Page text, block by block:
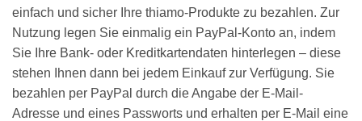
einfach und sicher Ihre thiamo-Produkte zu bezahlen. Zur
Nutzung legen Sie einmalig ein PayPal-Konto an, indem
Sie Ihre Bank- oder Kreditkartendaten hinterlegen – diese
stehen Ihnen dann bei jedem Einkauf zur Verfügung. Sie
bezahlen per PayPal durch die Angabe der E-Mail-
Adresse und eines Passworts und erhalten per E-Mail eine